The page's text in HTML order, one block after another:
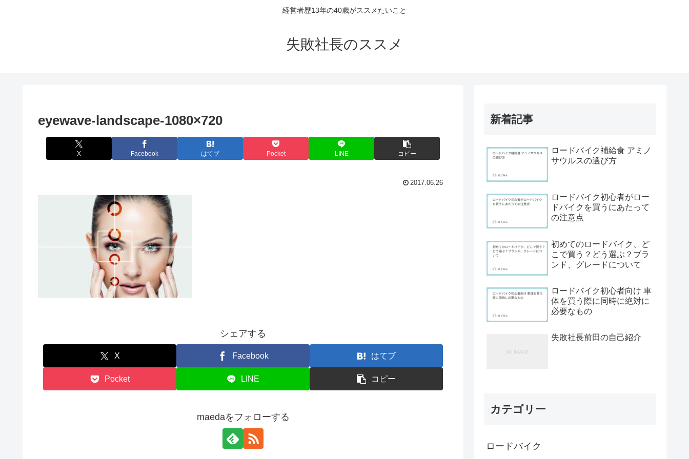
経営者歴13年の40歳がススメたいこと
失敗社長のススメ
eyewave-landscape-1080×720
X Facebook はてブ Pocket LINE コピー
2017.06.26
シェアする
X Facebook はてブ
Pocket LINE コピー
maedaをフォローする
新着記事
ロードバイク補給食 アミノ
サウルスの選び方
ロードバイク初心者がロー
ドバイクを買うにあたって
の注意点
初めてのロードバイク、ど
こで買う？どう選ぶ？ブラ
ンド、グレードについて
ロードバイク初心者向け 車
体を買う際に同時に絶対に
必要なもの
失敗社長前田の自己紹介
カテゴリー
ロードバイク